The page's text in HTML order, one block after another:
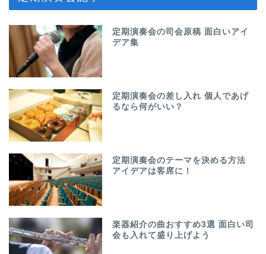
定期演奏会の司会原稿 面白いアイ
デア集
定期演奏会の差し入れ 個人であげ
るなら何がいい？
定期演奏会のテーマを決める方法
アイデアは客席に！
楽器紹介の曲おすすめ3選 面白い司
会も入れて盛り上げよう